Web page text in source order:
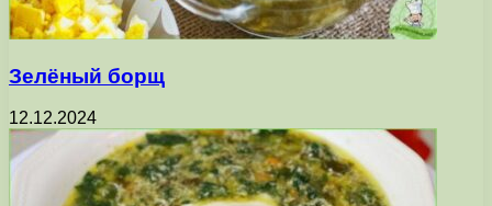
Зелёный борщ
12.12.2024